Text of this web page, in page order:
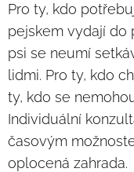
Pro ty, kdo
pejskem vydají do
psi se neumí
lidmi. Pro ty, kdo
ty, kdo se
Individuální
časovým
oplocená zahrada.